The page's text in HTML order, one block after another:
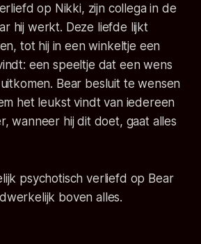
op Nikki, zijn collega in de
hij werkt. Deze liefde lijkt
tot hij in een winkeltje een
een speeltje dat een wens
Bear besluit te wensen
het leukst vindt van iedereen
wanneer hij dit doet, gaat alles
psychotisch verliefd op Bear
boven alles.